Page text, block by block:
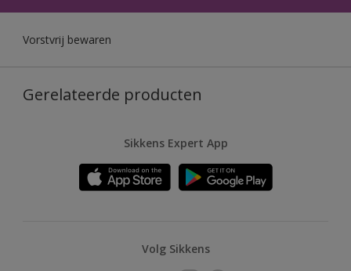
Vorstvrij bewaren
Gerelateerde producten
Sikkens Expert App
Volg Sikkens